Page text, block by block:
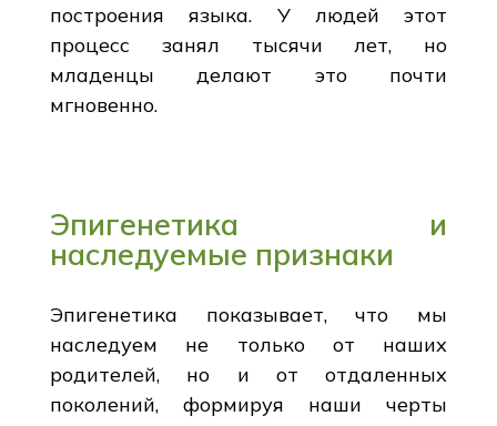
построения языка. У людей этот
процесс занял тысячи лет, но
младенцы делают это почти
мгновенно.
Эпигенетика и
наследуемые признаки
Эпигенетика показывает, что мы
наследуем не только от наших
родителей, но и от отдаленных
поколений, формируя наши черты